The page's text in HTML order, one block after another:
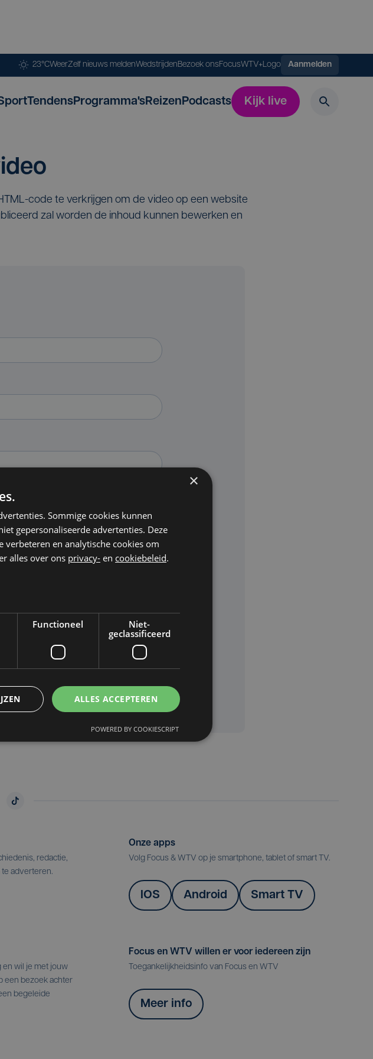
23°CWeerZelf nieuws meldenWedstrijdenBezoek onsFocusWTV+Logo Aanmelden
TendensProgramma'sReizenPodcasts Kijk live
code te verkrijgen om de video op een website
zal worden de inhoud kunnen bewerken en
*
redactie,
adverteren.
Onze apps
Volg Focus & WTV op je smartphone, tablet of smart TV.
IOS Android Smart TV
en wil je met jouw
een bezoek achter
begeleide
Focus en WTV willen er voor iedereen zijn
Toegankelijkheidsinfo van Focus en WTV
Meer info
×
Sommige cookies kunnen
gepersonaliseerde advertenties. Deze
en analytische cookies om
alles over ons privacy- en cookiebeleid.
Functioneel
Niet-
geclassificeerd
ALLES ACCEPTEREN
POWERED BY COOKIESCRIPT